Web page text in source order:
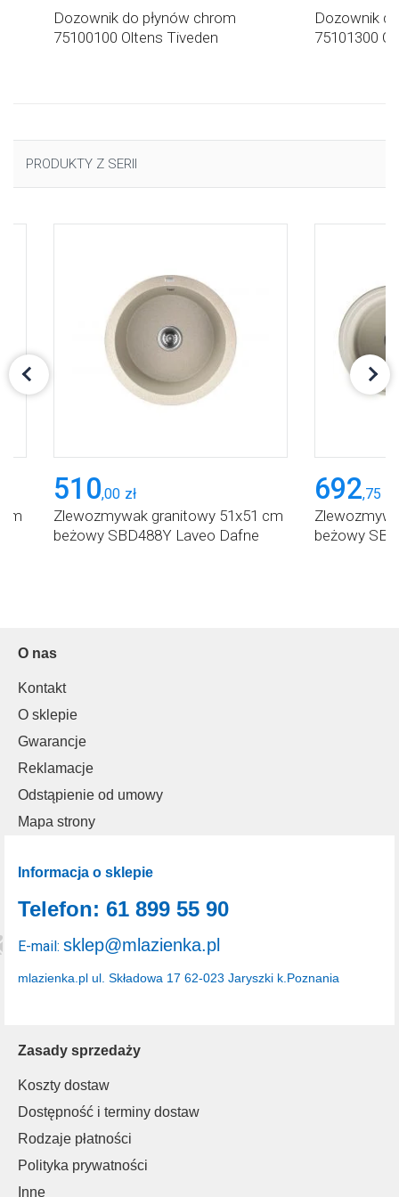
Dozownik do płynów chrom
75100100 Oltens Tiveden
Dozownik
75101300
PRODUKTY Z SERII
510,00 zł
Zlewozmywak granitowy 51x51 cm
beżowy SBD488Y Laveo Dafne
692,75
beżowy
O nas
Kontakt
O sklepie
Gwarancje
Reklamacje
Odstąpienie od umowy
Mapa strony
Zasady sprzedaży
Koszty dostaw
Dostępność i terminy dostaw
Rodzaje płatności
Polityka prywatności
Inne
Informacja o sklepie
mlazienka.pl ul. Składowa 17 62-023 Jaryszki k.Poznania
Telefon: 61 899 55 90
E-mail: sklep@mlazienka.pl